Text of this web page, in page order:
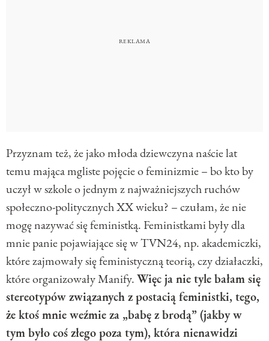
Przyznam też, że jako młoda dziewczyna naście lat
temu mająca mgliste pojęcie o feminizmie – bo kto by
uczył w szkole o jednym z najważniejszych ruchów
społeczno-politycznych XX wieku? – czułam, że nie
mogę nazywać się feministką. Feministkami były dla
mnie panie pojawiające się w TVN24, np. akademiczki,
które zajmowały się feministyczną teorią, czy działaczki,
które organizowały Manify.Więc ja nie tyle bałam się
stereotypów związanych z postacią feministki, tego,
że ktoś mnie weźmie za „babę z brodą” (jakby w
tym było coś złego poza tym), która nienawidzi